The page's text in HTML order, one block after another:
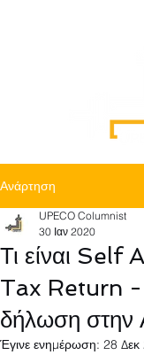
Ανάρτηση
Τι είναι Self
Tax Return -
δήλωση στην
UPECO Columnist
30 Ιαν 2020
Έγινε ενημέρωση: 28 Δεκ